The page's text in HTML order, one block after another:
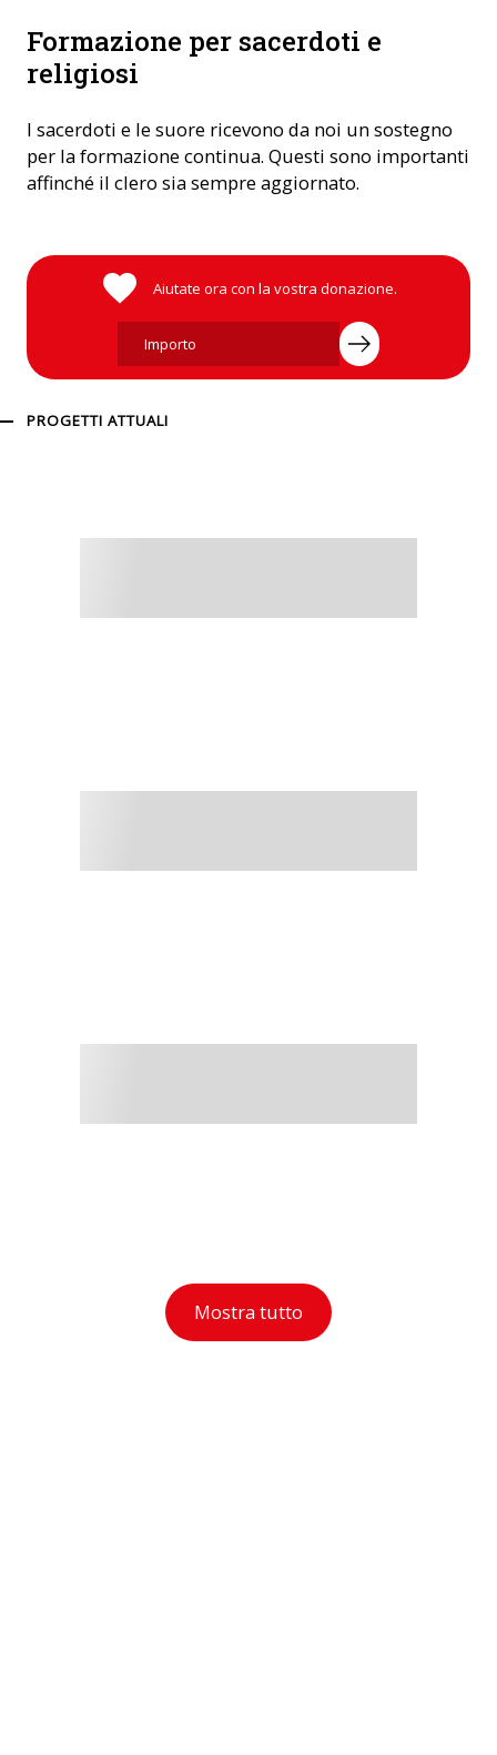
Formazione per sacerdoti e
religiosi
I sacerdoti e le suore ricevono da noi un sostegno
per la formazione continua. Questi sono importanti
affinché il clero sia sempre aggiornato.
Aiutate ora con la vostra donazione.
PROGETTI ATTUALI
Mostra tutto